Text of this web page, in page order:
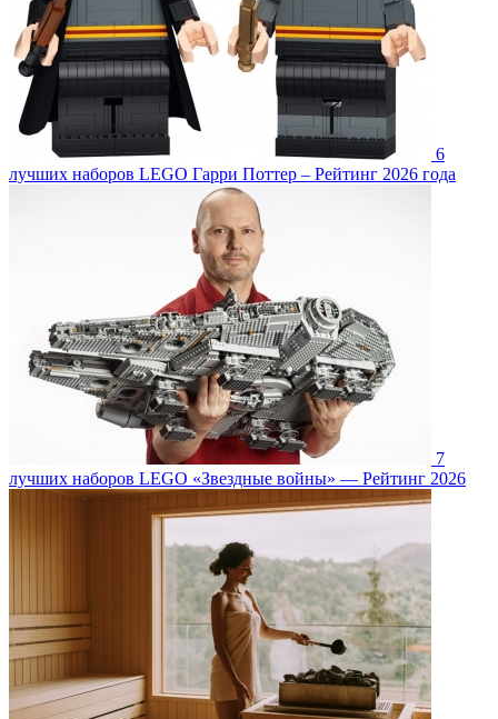
6
лучших наборов LEGO Гарри Поттер – Рейтинг 2026 года
7
лучших наборов LEGO «Звездные войны» — Рейтинг 2026